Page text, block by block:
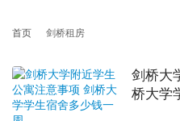
首页 剑桥租房
剑桥大
桥大学